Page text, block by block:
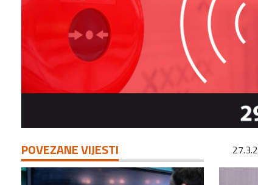
POVEZANE VIJESTI